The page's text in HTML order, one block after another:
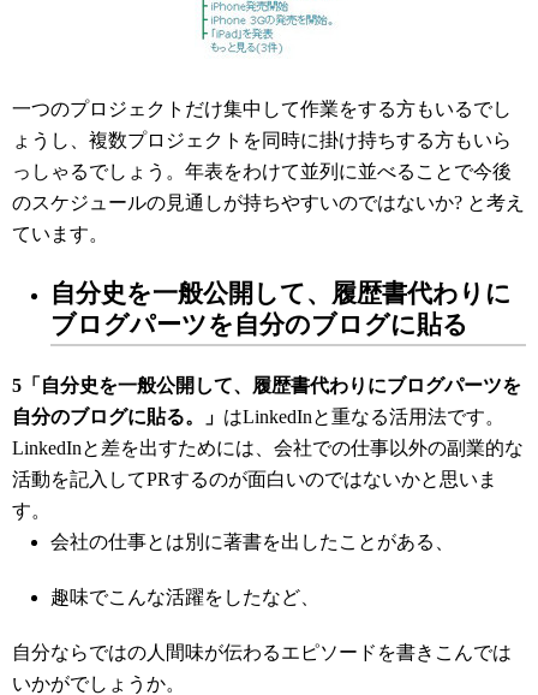
一つのプロジェクトだけ集中して作業をする方もいるでし
ょうし、複数プロジェクトを同時に掛け持ちする方もいら
っしゃるでしょう。年表をわけて並列に並べることで今後
のスケジュールの見通しが持ちやすいのではないか? と考え
ています。
自分史を一般公開して、履歴書代わりに
ブログパーツを自分のブログに貼る
5「自分史を一般公開して、履歴書代わりにブログパーツを
自分のブログに貼る。」 はLinkedInと重なる活用法です。
LinkedInと差を出すためには、会社での仕事以外の副業的な
活動を記入してPRするのが面白いのではないかと思いま
す。
会社の仕事とは別に著書を出したことがある、
趣味でこんな活躍をしたなど、
自分ならではの人間味が伝わるエピソードを書きこんでは
いかがでしょうか。